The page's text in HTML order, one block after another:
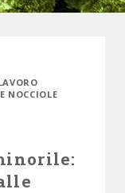
NOCCIOLE